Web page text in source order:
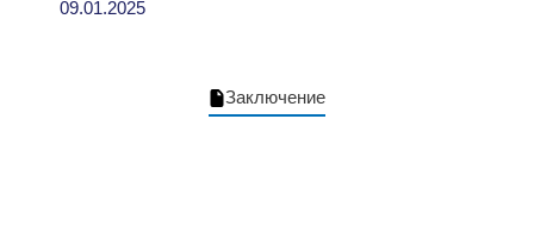
09.01.2025
Заключение